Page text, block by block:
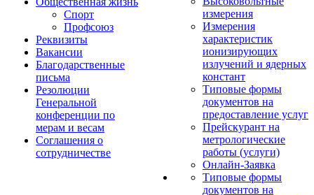
Спорт
Профсоюз
Реквизиты
Вакансии
Благодарственные
письма
Резолюции
Генеральной
конференции по
мерам и весам
Соглашения о
сотрудничестве
измерения
Измерения
характеристик
ионизирующих
излучений и ядерных
констант
Типовые формы
документов на
предоставление услуг
Прейскурант на
метрологические
работы (услуги)
Онлайн-Заявка
Типовые формы
документов на